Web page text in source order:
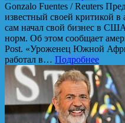
Gonzalo Fuentes / Reuters
известный своей критикой в
сам начал свой бизнес в
норм. Об этом сообщает
Post. «Уроженец Южной
работал в… Подробнее